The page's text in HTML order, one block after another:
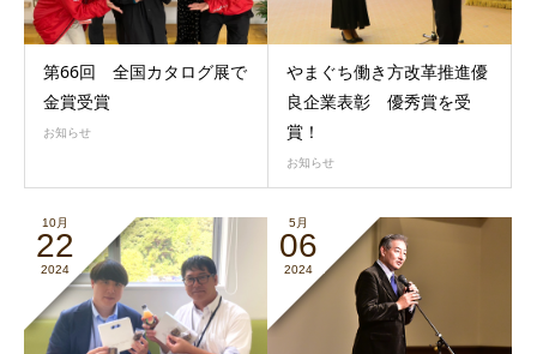
第66回 全国カタログ展で
金賞受賞
お知らせ
やまぐち働き方改革推進優
良企業表彰 優秀賞を受
賞！
お知らせ
10月
22
2024
5月
06
2024